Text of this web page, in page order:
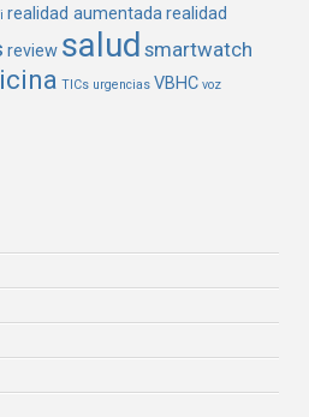
realidad aumentadarealidad
review salud smartwatch
TICs urgencias VBHC voz